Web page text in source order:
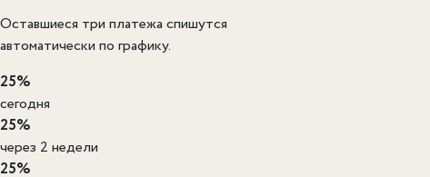
Оставшиеся три платежа спишутся
автоматически по графику.
25%
сегодня
25%
через 2 недели
25%